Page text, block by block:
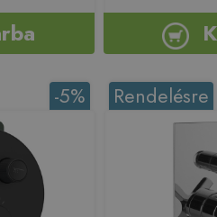
-5% Rendelésre